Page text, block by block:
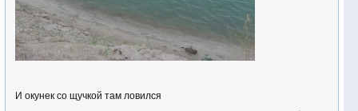
И окунек со щучкой там ловился